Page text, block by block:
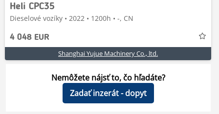
Heli CPC35
Dieselové vozíky • 2022 • 1200h • -, CN
4 048 EUR
Shanghai Yujue Machinery Co., ltd.
Nemôžete nájsť to, čo hľadáte?
Zadať inzerát - dopyt